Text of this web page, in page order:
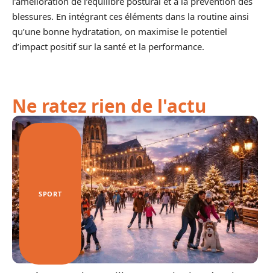
blessures. En intégrant ces éléments dans la routine ainsi
qu’une bonne hydratation, on maximise le potentiel
d’impact positif sur la santé et la performance.
Ne ratez rien de l'actu
SPORT